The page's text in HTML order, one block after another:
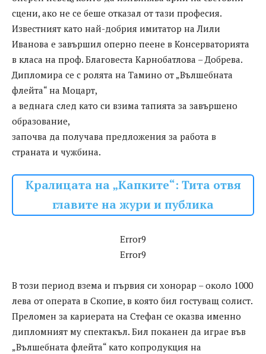
сцени, ако не се беше отказал от тази професия.
Известният като най-добрия имитатор на Лили
Иванова е завършил оперно пеене в Консерваторията
в класа на проф. Благовеста Карнобатлова – Добрева.
Дипломира се с ролята на Тамино от „Вълшебната
флейта“ на Моцарт,
а веднага след като си взима тапията за завършено
образование,
започва да получава предложения за работа в
страната и чужбина.
Кралицата на „Капките“: Тита отвя
главите на жури и публика
Error9
Error9
В този период взема и първия си хонорар – около 1000
лева от операта в Скопие, в която бил гостуващ солист.
Преломен за кариерата на Стефан се оказва именно
дипломният му спектакъл. Бил поканен да играе във
„Вълшебната флейта“ като копродукция на